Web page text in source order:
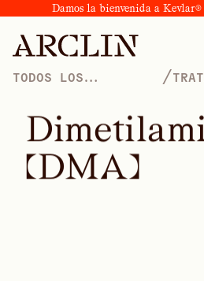
Damos la bienvenida a
TODOS LOS
/
Dimetilami
(DMA)